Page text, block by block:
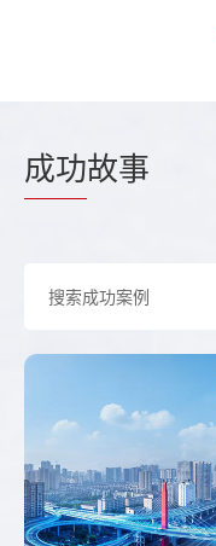
成功故事
搜索成功案例